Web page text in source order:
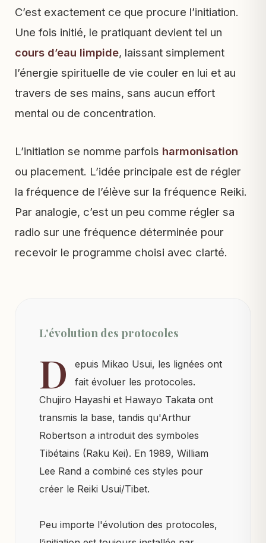
C’est exactement ce que procure l’initiation.
Une fois initié, le pratiquant devient tel un
cours d’eau limpide, laissant simplement
l’énergie spirituelle de vie couler en lui et au
travers de ses mains, sans aucun effort
mental ou de concentration.
L’initiation se nomme parfois harmonisation
ou placement. L’idée principale est de régler
la fréquence de l’élève sur la fréquence Reiki.
Par analogie, c’est un peu comme régler sa
radio sur une fréquence déterminée pour
recevoir le programme choisi avec clarté.
L'évolution des protocoles
D
epuis Mikao Usui, les lignées ont
fait évoluer les protocoles.
Chujiro Hayashi et Hawayo Takata ont
transmis la base, tandis qu'Arthur
Robertson a introduit des symboles
Tibétains (Raku Kei). En 1989, William
Lee Rand a combiné ces styles pour
créer le Reiki Usui/Tibet.
Peu importe l'évolution des protocoles,